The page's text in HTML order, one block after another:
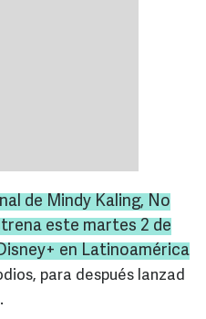
de Mindy Kaling, No
este martes 2 de
en Latinoamérica
para después lanzad